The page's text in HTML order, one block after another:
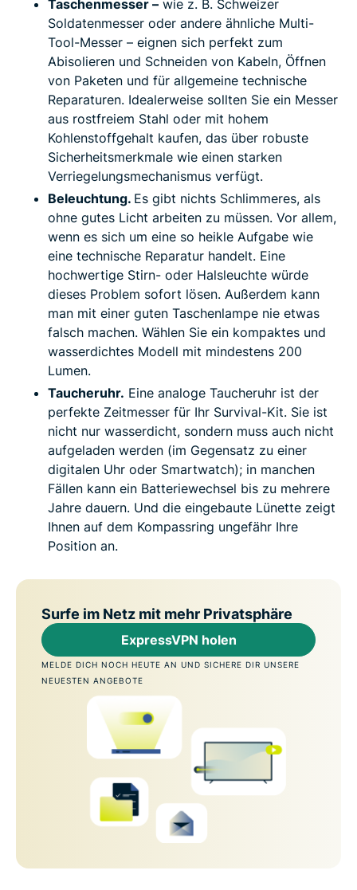
Taschenmesser – wie z. B. Schweizer
Soldatenmesser oder andere ähnliche Multi-
Tool-Messer – eignen sich perfekt zum
Abisolieren und Schneiden von Kabeln, Öffnen
von Paketen und für allgemeine technische
Reparaturen. Idealerweise sollten Sie ein Messer
aus rostfreiem Stahl oder mit hohem
Kohlenstoffgehalt kaufen, das über robuste
Sicherheitsmerkmale wie einen starken
Verriegelungsmechanismus verfügt.
Beleuchtung. Es gibt nichts Schlimmeres, als
ohne gutes Licht arbeiten zu müssen. Vor allem,
wenn es sich um eine so heikle Aufgabe wie
eine technische Reparatur handelt. Eine
hochwertige Stirn- oder Halsleuchte würde
dieses Problem sofort lösen. Außerdem kann
man mit einer guten Taschenlampe nie etwas
falsch machen. Wählen Sie ein kompaktes und
wasserdichtes Modell mit mindestens 200
Lumen.
Taucheruhr. Eine analoge Taucheruhr ist der
perfekte Zeitmesser für Ihr Survival-Kit. Sie ist
nicht nur wasserdicht, sondern muss auch nicht
aufgeladen werden (im Gegensatz zu einer
digitalen Uhr oder Smartwatch); in manchen
Fällen kann ein Batteriewechsel bis zu mehrere
Jahre dauern. Und die eingebaute Lünette zeigt
Ihnen auf dem Kompassring ungefähr Ihre
Position an.
Surfe im Netz mit mehr Privatsphäre
ExpressVPN holen
MELDE DICH NOCH HEUTE AN UND SICHERE DIR UNSERE
NEUESTEN ANGEBOTE